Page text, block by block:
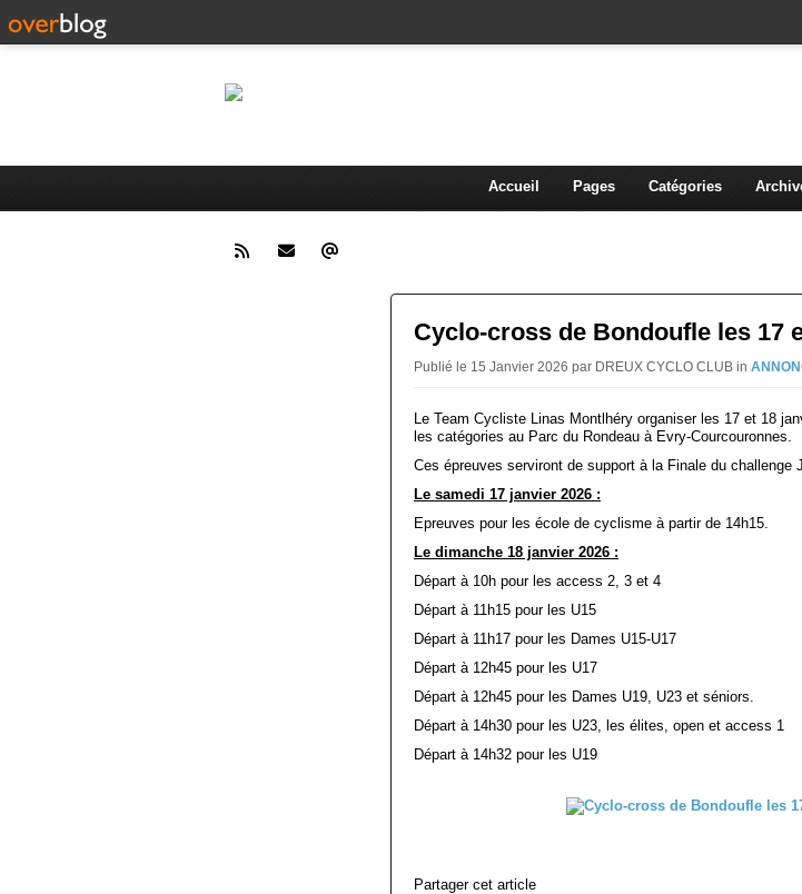
Accueil Pages Catégories
Cyclo-cross de Bondoufle les 17
Publié le 15 Janvier 2026 par DREUX CYCLO CLUB in
Le Team Cycliste Linas Montlhéry organiser les 17 et 18
les catégories au Parc du Rondeau à Evry-Courcouronnes.
Ces épreuves serviront de support à la Finale du challenge
Le samedi 17 janvier 2026 :
Epreuves pour les école de cyclisme à partir de 14h15.
Le dimanche 18 janvier 2026 :
Départ à 10h pour les access 2, 3 et 4
Départ à 11h15 pour les U15
Départ à 11h17 pour les Dames U15-U17
Départ à 12h45 pour les U17
Départ à 12h45 pour les Dames U19, U23 et séniors.
Départ à 14h30 pour les U23, les élites, open et access 1
Départ à 14h32 pour les U19
Partager cet article